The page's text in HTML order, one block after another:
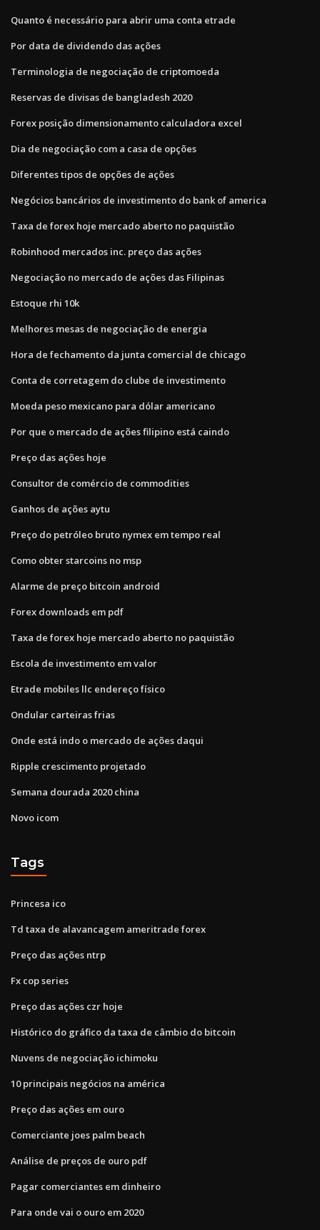
Quanto é necessário para abrir uma conta etrade
Por data de dividendo das ações
Terminologia de negociação de criptomoeda
Reservas de divisas de bangladesh 2020
Forex posição dimensionamento calculadora excel
Dia de negociação com a casa de opções
Diferentes tipos de opções de ações
Negócios bancários de investimento do bank of america
Taxa de forex hoje mercado aberto no paquistão
Robinhood mercados inc. preço das ações
Negociação no mercado de ações das Filipinas
Estoque rhi 10k
Melhores mesas de negociação de energia
Hora de fechamento da junta comercial de chicago
Conta de corretagem do clube de investimento
Moeda peso mexicano para dólar americano
Por que o mercado de ações filipino está caindo
Preço das ações hoje
Consultor de comércio de commodities
Ganhos de ações aytu
Preço do petróleo bruto nymex em tempo real
Como obter starcoins no msp
Alarme de preço bitcoin android
Forex downloads em pdf
Taxa de forex hoje mercado aberto no paquistão
Escola de investimento em valor
Etrade mobiles llc endereço físico
Ondular carteiras frias
Onde está indo o mercado de ações daqui
Ripple crescimento projetado
Semana dourada 2020 china
Novo icom
Tags
Princesa ico
Td taxa de alavancagem ameritrade forex
Preço das ações ntrp
Fx cop series
Preço das ações czr hoje
Histórico do gráfico da taxa de câmbio do bitcoin
Nuvens de negociação ichimoku
10 principais negócios na américa
Preço das ações em ouro
Comerciante joes palm beach
Análise de preços de ouro pdf
Pagar comerciantes em dinheiro
Para onde vai o ouro em 2020